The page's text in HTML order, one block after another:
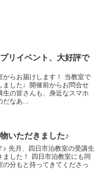
リイベント、大好評で
からお届けします！ 当教室で
ました♩開催前からお問合せ
の皆さんも、身近なスマホ
なあ...
いただきました♪
先月、四日市泊教室の受講生
した！ 四日市泊教室にも同
分もと持ってきてくださっ